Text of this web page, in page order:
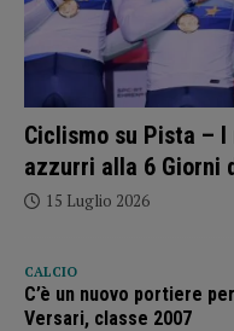
Ciclismo su Pista –
azzurri alla 6 Giorni
15 Luglio 2026
CALCIO
C’è un nuovo portiere
Versari, classe 2007